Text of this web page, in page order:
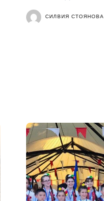
СИЛВИЯ СТОЯНОВА